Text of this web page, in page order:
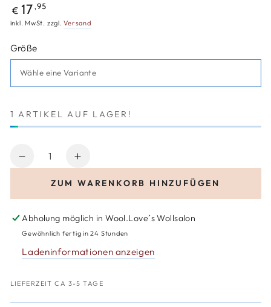
Regulärer
Preis
€ 17 ,95
inkl. MwSt. zzgl.Versand
Größe
1 ARTIKEL AUF LAGER!
Verringere
Menge
für
Addi
CraSyTrio
Short
Erhöhe
Menge
für
Addi
CraSyTrio
Short
ZUM WARENKORB HINZUFÜGEN
Abholung möglich inWool.Love´s Wollsalon
Gewöhnlich fertig in 24 Stunden
Ladeninformationen anzeigen
LIEFERZEIT CA 3-5 TAGE